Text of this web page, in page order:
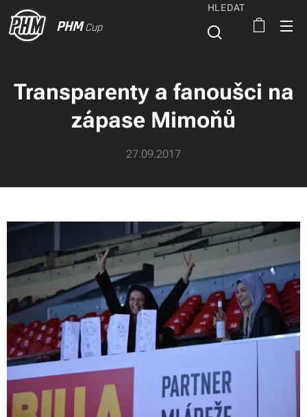
PHMCup
HLEDAT
Transparenty a fanoušci na
zápase Mimoňů
27.09.2017